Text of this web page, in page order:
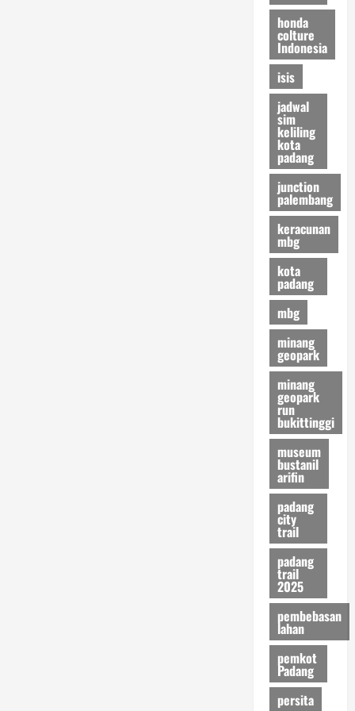
honda
colture
Indonesia
isis
jadwal
sim
keliling
kota
padang
junction
palembang
keracunan
mbg
kota
padang
mbg
minang
geopark
minang
geopark
run
bukittinggi
museum
bustanil
arifin
padang
city
trail
padang
trail
2025
pembebasan
lahan
pemkot
Padang
persita